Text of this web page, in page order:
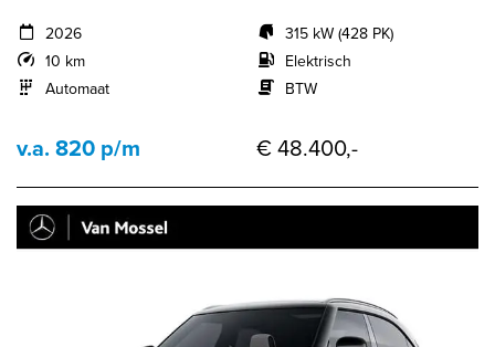
2026
10 km
Automaat
315 kW (428 PK)
Elektrisch
BTW
v.a. 820 p/m € 48.400,-